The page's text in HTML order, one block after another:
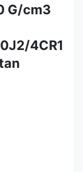
G/cm3
4CR1